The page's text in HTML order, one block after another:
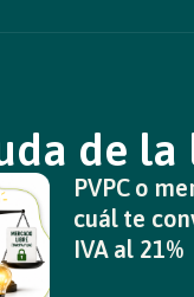
de la
PVPC o
cuál te
IVA al 21%